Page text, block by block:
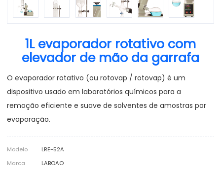
1L evaporador rotativo com
elevador de mão da garrafa
O evaporador rotativo (ou rotovap / rotovap) é um
dispositivo usado em laboratórios químicos para a
remoção eficiente e suave de solventes de amostras por
evaporação.
Modelo
LRE-52A
Marca
LABOAO